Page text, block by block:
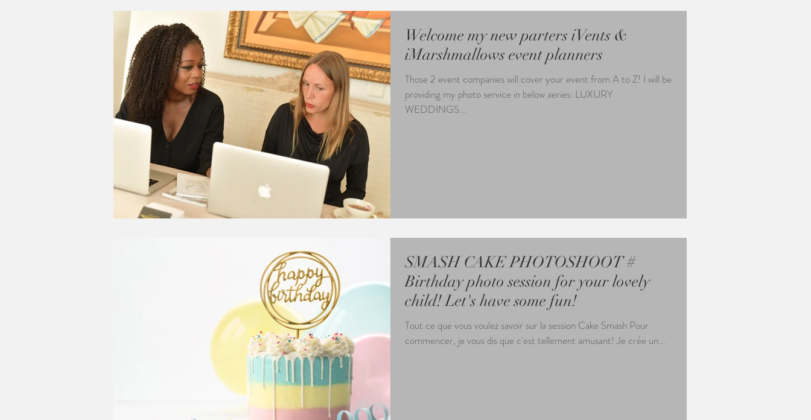
Welcome my new parters iVents &
iMarshmallows event planners
Those 2 event companies will cover your event from A to Z! I will be
providing my photo service in below aeries: LUXURY
WEDDINGS...
SMASH CAKE PHOTOSHOOT #
Birthday photo session for your lovely
child! Let's have some fun!
Tout ce que vous voulez savoir sur la session Cake Smash Pour
commencer, je vous dis que c'est tellement amusant! Je crée un...